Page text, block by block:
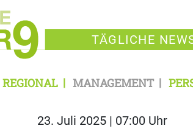
TÄGLICHE
REGIONAL MANAGEMENT
23. Juli 2025 | 07:00 Uhr